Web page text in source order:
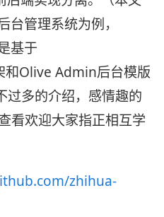
管理系统为例，
基于
Olive Admin后台模版
过多的介绍，感情趣的
看欢迎大家指正相互学
zhihua-